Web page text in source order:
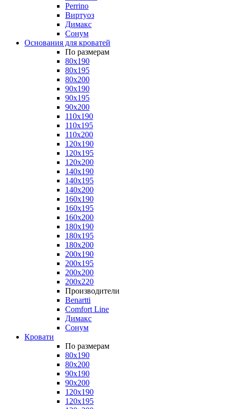
Perrino
Виртуоз
Димакс
Сонум
Основания для кроватей
По размерам
80x190
80x195
80x200
90x190
90x195
90x200
110x190
110x195
110x200
120x190
120x195
120x200
140x190
140x195
140x200
160x190
160x195
160x200
180x190
180x195
180x200
200x190
200x195
200x200
200x220
Производители
Benartti
Comfort Line
Димакс
Сонум
Кровати
По размерам
80x190
80x200
90x190
90x200
120x190
120x195